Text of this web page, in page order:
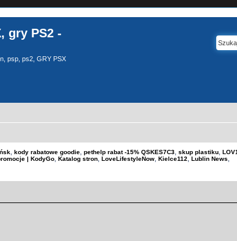
gry PS2 -
psp, ps2, GRY PSX
kody rabatowe goodie pethelp rabat -15% QSKES7C3 skup plastiku
| KodyGo Katalog stron LoveLifestyleNow Kielce112 Lublin News